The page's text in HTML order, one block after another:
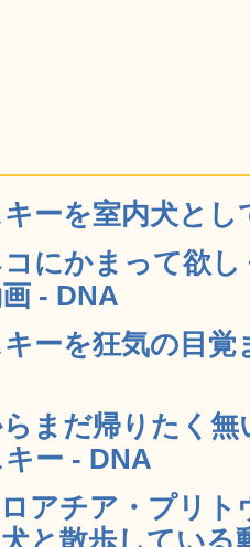
ーを室内犬と
にかまって欲
- DNA
ーを狂気の目
らまだ帰りたく
ー - DNA
アチア・プリト
と散歩している